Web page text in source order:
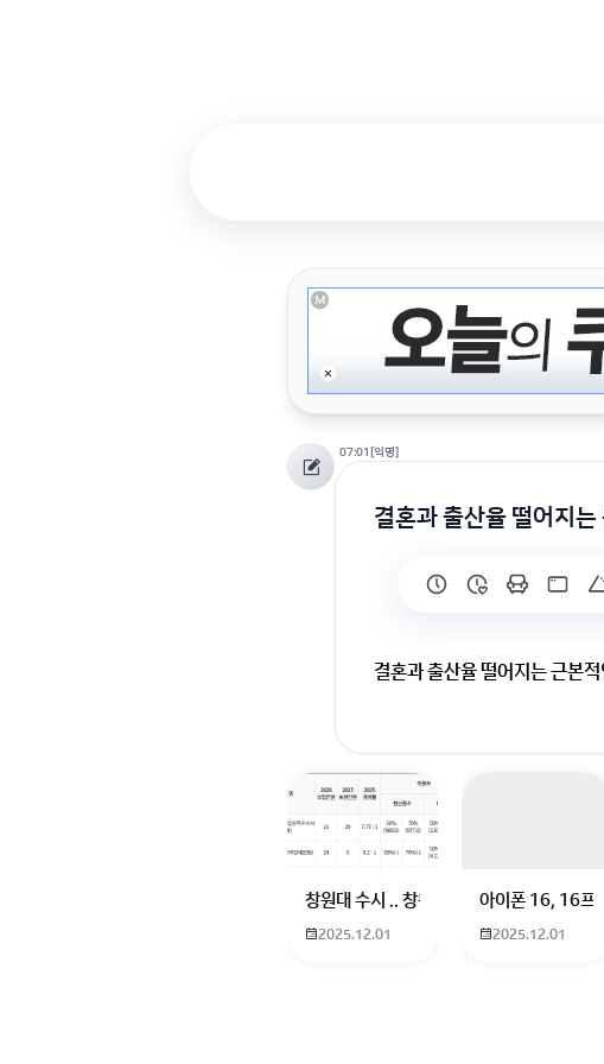
07:01[익명]
결혼과 출산율 떨어지는
결혼과 출산율 떨어지는 근본
회원가입 혹은 광고 [X]를 누르면
창원대 수시 .. 창원대를 목표로 하고 있는
2025.12.01
아이폰 16, 16프
2025.12.01